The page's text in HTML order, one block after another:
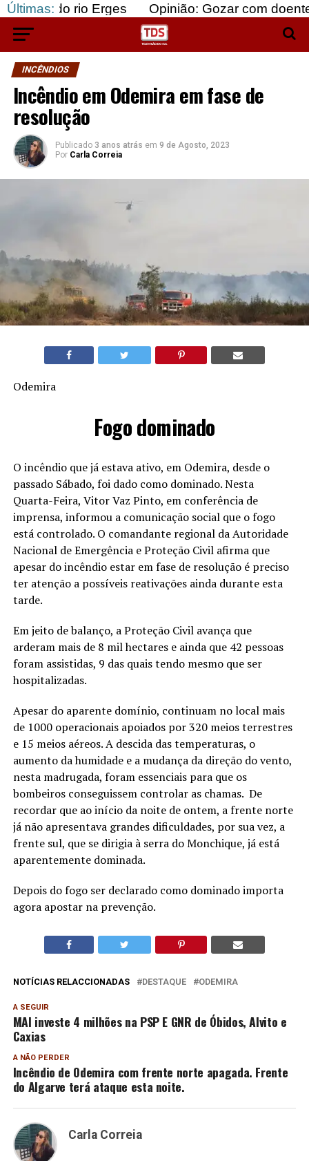
Últimas:
Erges Opinião: Gozar com doentes e
INCÊNDIOS
Incêndio em Odemira em fase de
resolução
Publicado 3 anos atrás em 9 de Agosto, 2023
Por Carla Correia
Odemira
Fogo dominado
O incêndio que já estava ativo, em Odemira, desde o
passado Sábado, foi dado como dominado. Nesta
Quarta-Feira, Vitor Vaz Pinto, em conferência de
imprensa, informou a comunicação social que o fogo
está controlado. O comandante regional da Autoridade
Nacional de Emergência e Proteção Civil afirma que
apesar do incêndio estar em fase de resolução é preciso
ter atenção a possíveis reativações ainda durante esta
tarde.
Em jeito de balanço, a Proteção Civil avança que
arderam mais de 8 mil hectares e ainda que 42 pessoas
foram assistidas, 9 das quais tendo mesmo que ser
hospitalizadas.
Apesar do aparente domínio, continuam no local mais
de 1000 operacionais apoiados por 320 meios terrestres
e 15 meios aéreos. A descida das temperaturas, o
aumento da humidade e a mudança da direção do vento,
nesta madrugada, foram essenciais para que os
bombeiros conseguissem controlar as chamas. De
recordar que ao início da noite de ontem, a frente norte
já não apresentava grandes dificuldades, por sua vez, a
frente sul, que se dirigia à serra do Monchique, já está
aparentemente dominada.
Depois do fogo ser declarado como dominado importa
agora apostar na prevenção.
NOTÍCIAS RELACCIONADAS DESTAQUE ODEMIRA
A SEGUIR
MAI investe 4 milhões na PSP E GNR de Óbidos, Alvito e
Caxias
A NÃO PERDER
Incêndio de Odemira com frente norte apagada. Frente
do Algarve terá ataque esta noite.
Carla Correia